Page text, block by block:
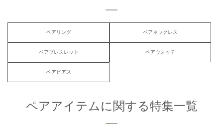
ペアリング ペアネックレス
ペアブレスレット ペアウォッチ
ペアピアス
ペアアイテムに関する特集一覧